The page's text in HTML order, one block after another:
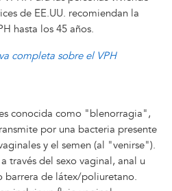
de EE.UU. recomiendan la
hasta los 45 años.
completa sobre el VPH
conocida como "blenorragia",
por una bacteria presente
y el semen (al "venirse").
través del sexo vaginal, anal u
barrera de látex/poliuretano.